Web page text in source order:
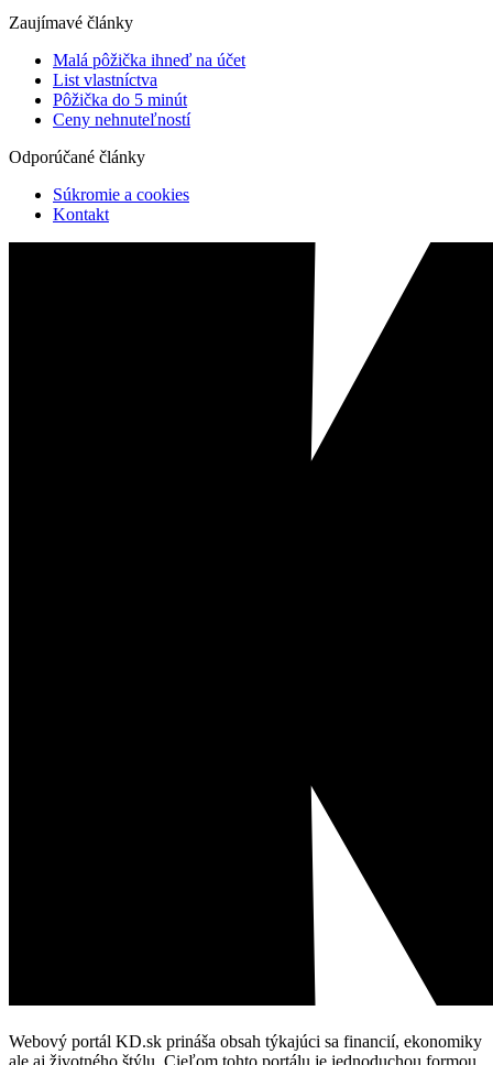
Zaujímavé články
Malá pôžička ihneď na účet
List vlastníctva
Pôžička do 5 minút
Ceny nehnuteľností
Odporúčané články
Súkromie a cookies
Kontakt
Webový portál KD.sk prináša obsah týkajúci sa financií, ekonomiky